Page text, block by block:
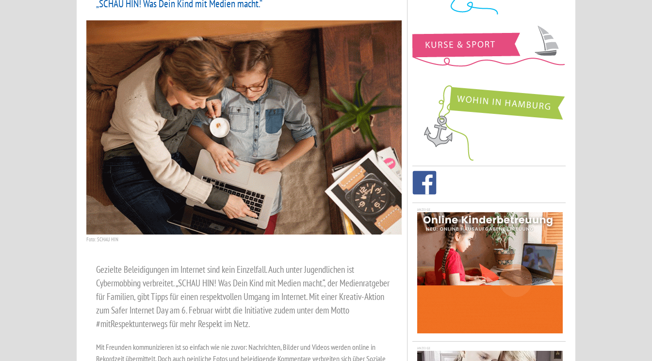
„SCHAU HIN! Was Dein Kind mit Medien macht.“
Foto: SCHAU HIN
Gezielte Beleidigungen im Internet sind kein Einzelfall. Auch unter Jugendlichen ist
Cybermobbing verbreitet. „SCHAU HIN! Was Dein Kind mit Medien macht.“, der Medienratgeber
für Familien, gibt Tipps für einen respektvollen Umgang im Internet. Mit einer Kreativ-Aktion
zum Safer Internet Day am 6. Februar wirbt die Initiative zudem unter dem Motto
#mitRespektunterwegs für mehr Respekt im Netz.
Mit Freunden kommunizieren ist so einfach wie nie zuvor: Nachrichten, Bilder und Videos werden online in
Rekordzeit übermittelt. Doch auch peinliche Fotos und beleidigende Kommentare verbreiten sich über Soziale
ANZEIGE
ANZEIGE